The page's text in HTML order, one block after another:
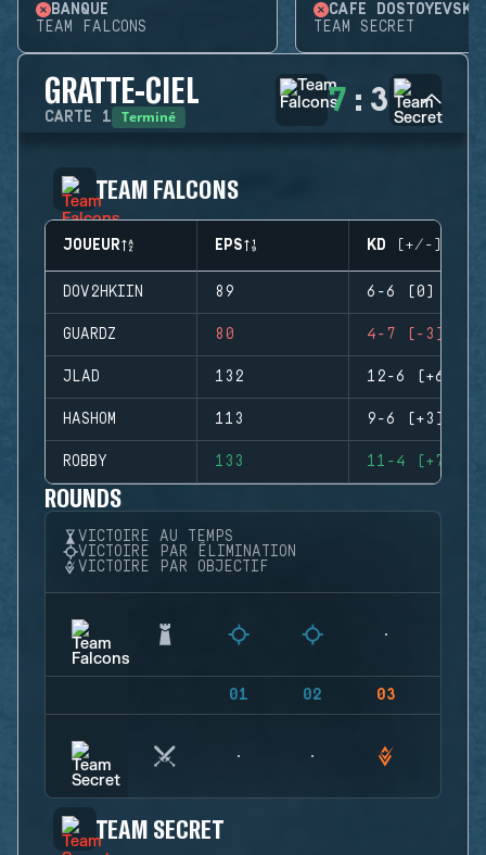
BANQUE
TEAM FALCONS
CAFÉ DOSTOYEVSKY
TEAM SECRET
GRATTE-CIEL
CARTE 1 Terminé 7 : 3
TEAM FALCONS
JOUEUR EPS KD (+/-)
DOV2HKIIN 89 6-6 (0)
GUARDZ 80 4-7 (-3)
JLAD 132 12-6 (+6)
HASHOM 113 9-6 (+3)
ROBBY 133 11-4 (+7)
ROUNDS
VICTOIRE AU TEMPS
VICTOIRE PAR ÉLIMINATION
VICTOIRE PAR OBJECTIF
01 02 03
TEAM SECRET